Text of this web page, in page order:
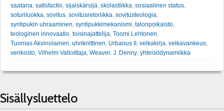
saatana satisfactio sijaiskärsijä skolastiikka sosiaalinen status
soturiluokka sovitus sovitusretoriikka sovitusteologia
syntipukin uhraaminen syntipukkimekanismi talonpoikaisto
teologinen innovaatio toisinajattelija Toomi Lehtonen
Tuomas Akvinolainen uhrikriittinen Urbanus II velkakirja velkavankeus
verikosto Vilhelm Valloittaja Weaver. J. Denny yhteisödynamiikka
Sisällysluettelo